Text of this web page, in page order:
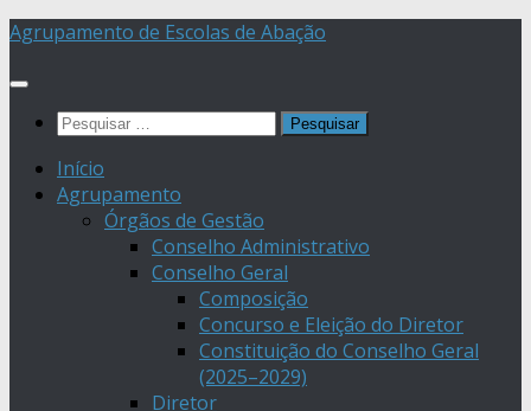
Skip
content
Agrupamento de Escolas de Abação
Pesquisar
Início
Agrupamento
Órgãos de Gestão
Conselho Administrativo
Conselho Geral
Composição
Concurso e Eleição do Diretor
Constituição do Conselho Geral
(2025–2029)
Diretor